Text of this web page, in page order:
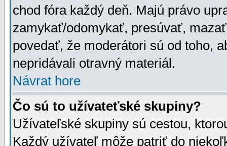
chod fóra každý deň. Majú právo
zamykať/odomykať, presúvať,
povedať, že moderátori sú od toho,
nepridávali otravný materiál.
Návrat hore
Čo sú to užívateťské skupiny?
Užívateľské skupiny sú cestou,
Každý užívateľ môže patriť do